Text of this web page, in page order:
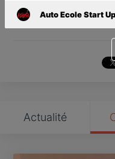
Ouvre demain dès
Actualité
Auto Ecole Start Up